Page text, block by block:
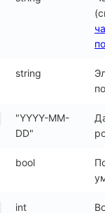
string
"YYYY-MM-
DD"
bool
int